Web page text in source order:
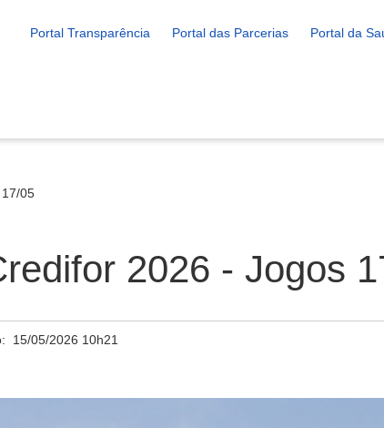
Portal Transparência Portal das Parcerias Portal da
05
2026 - Jogos
15/05/2026 10h21